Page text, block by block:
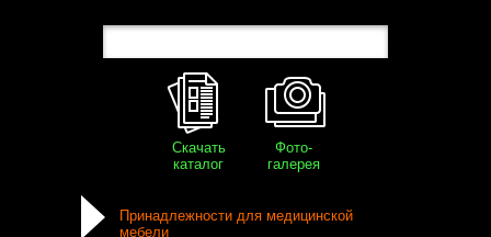
Скачать
каталог
Фото-
галерея
Принадлежности для медицинской
мебели